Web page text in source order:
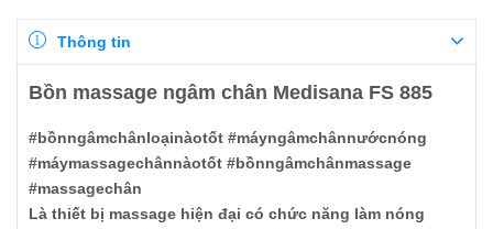
Thông tin
Bồn massage ngâm chân Medisana FS 885
#bồnngâmchânloạinàotốt #máyngâmchânnướcnóng
#máymassagechânnàotốt #bồnngâmchânmassage
#massagechân
Là thiết bị massage hiện đại có chức năng làm nóng